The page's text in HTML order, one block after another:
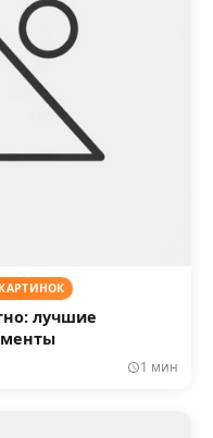
лучшие
1 мин